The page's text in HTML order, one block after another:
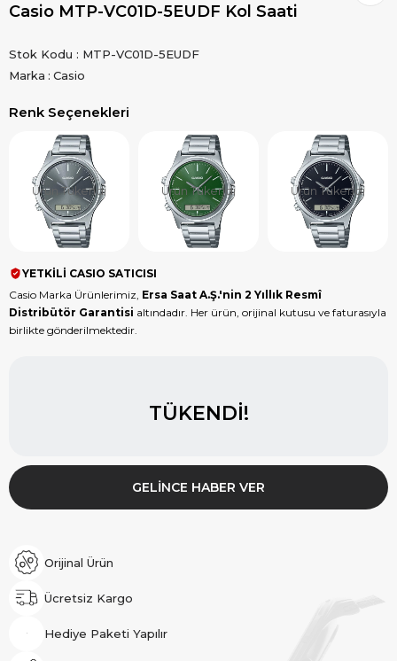
Casio MTP-VC01D-5EUDF Kol Saati
Stok Kodu
MTP-VC01D-5EUDF
Marka : Casio
Renk Seçenekleri
Ürün Tükendi Ürün Tükendi Ürün Tükendi
YETKİLİ CASIO SATICISI
Casio Marka Ürünlerimiz, Ersa Saat A.Ş.'nin 2 Yıllık Resmî
Distribütör Garantisi altındadır. Her ürün, orijinal kutusu ve faturasıyla
birlikte gönderilmektedir.
TÜKENDI!
GELINCE HABER VER
Orijinal Ürün
Ücretsiz Kargo
Hediye Paketi Yapılır